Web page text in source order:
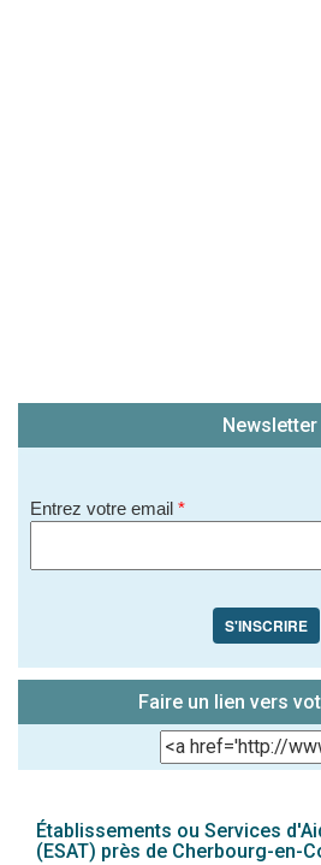
Newsletter
Entrez votre email *
S'INSCRIRE
Faire un lien vers
Établissements ou Services
(ESAT) près de Cherbourg-en-